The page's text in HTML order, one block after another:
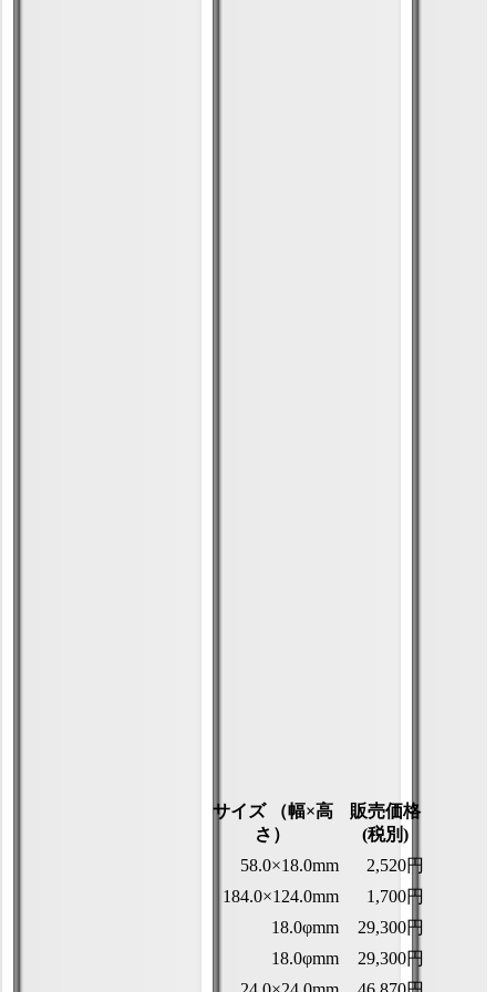
サイズ （幅×高
さ）
販売価格
(税別)
58.0×18.0mm
2,520円
184.0×124.0mm
1,700円
18.0φmm
29,300円
18.0φmm
29,300円